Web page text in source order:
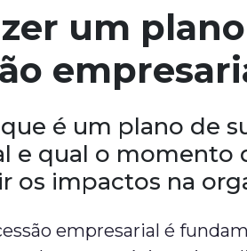
um
é um plano de
e qual o momento
os impactos na
empresarial é